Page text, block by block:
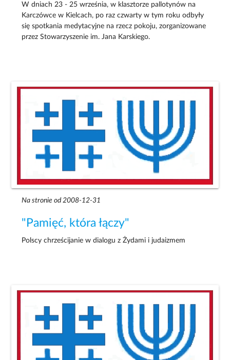
W dniach 23 - 25 września, w klasztorze pallotynów na
Karczówce w Kielcach, po raz czwarty w tym roku odbyły
się spotkania medytacyjne na rzecz pokoju, zorganizowane
przez Stowarzyszenie im. Jana Karskiego.
Na stronie od 2008-12-31
"Pamięć, która łączy"
Polscy chrześcijanie w dialogu z Żydami i judaizmem